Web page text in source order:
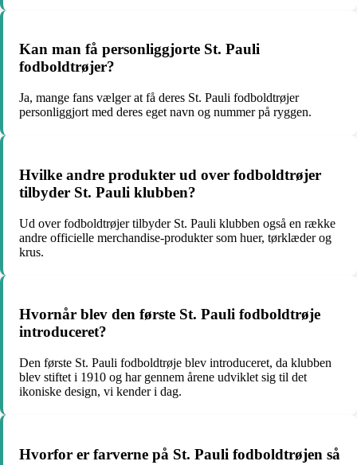
Kan man få personliggjorte St. Pauli
fodboldtrøjer?
Ja, mange fans vælger at få deres St. Pauli fodboldtrøjer
personliggjort med deres eget navn og nummer på ryggen.
Hvilke andre produkter ud over fodboldtrøjer
tilbyder St. Pauli klubben?
Ud over fodboldtrøjer tilbyder St. Pauli klubben også en række
andre officielle merchandise-produkter som huer, tørklæder og
krus.
Hvornår blev den første St. Pauli fodboldtrøje
introduceret?
Den første St. Pauli fodboldtrøje blev introduceret, da klubben
blev stiftet i 1910 og har gennem årene udviklet sig til det
ikoniske design, vi kender i dag.
Hvorfor er farverne på St. Pauli fodboldtrøjen så